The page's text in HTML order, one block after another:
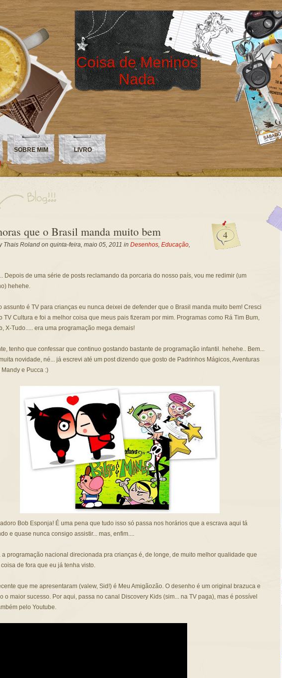
Coisa de Meninos
Nada
SOBRE MIM LIVRO
4
que o Brasil manda muito bem
Thais Rolandon quinta-feira, maio 05, 2011 in Desenhos, Educação,
Depois de uma série de posts reclamando da porcaria do nosso país, vou me redimir (um
hehehe.
assunto é TV para crianças eu nunca deixei de defender que o Brasil manda muito bem! Cresci
TV Cultura e foi a melhor coisa que meus pais fizeram por mim. Programas como Rá Tim Bum,
X-Tudo..... era uma programação mega demais!
tenho que confessar que continuo gostando bastante de programação infantil. hehehe.. Bem...
novidade, né... já escrevi até um post dizendo que gosto de Padrinhos Mágicos, Aventuras
e Pucca :)
Bob Esponja! É uma pena que tudo isso só passa nos horários que a escrava aqui tá
e quase nunca consigo assistir... mas, enfim....
a programação nacional direcionada pra crianças é, de longe, de muito melhor qualidade que
de fora que eu já tenha visto.
que me apresentaram (valew, Sid!) é Meu Amigãozão. O desenho é um original brazuca e
o maior sucesso. Por aqui, passa no canal Discovery Kids (sim... na TV paga), mas é possível
pelo Youtube.